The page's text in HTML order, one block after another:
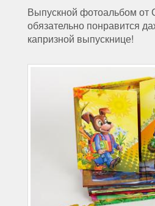
Выпускной фотоальбом от
обязательно понравится
капризной выпускнице!